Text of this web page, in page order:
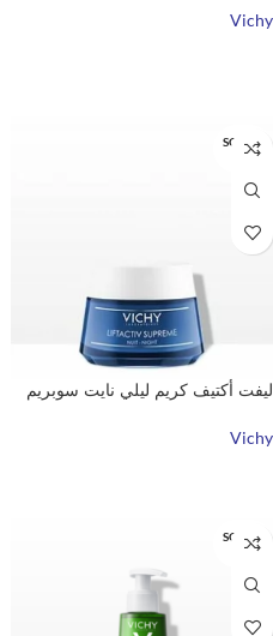
Vichy
SOLD O
UT
ليفت أكتيف كريم ليلي نايت سوبريم
Vichy
SOLD O
UT